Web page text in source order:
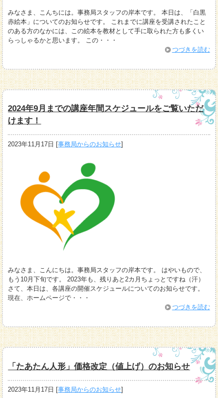
みなさま、こんちには。事務局スタッフの岸本です。 本日は、「白黒
赤絵本」についてのお知らせです。 これまでに講座を受講されたこと
のある方のなかには、この絵本を教材として手に取られた方も多くい
らっしゃるかと思います。 この・・・
つづきを読む
2024年9月までの講座年間スケジュールをご覧いただ
けます！
2023年11月17日 [事務局からのお知らせ]
みなさま、こんにちは。事務局スタッフの岸本です。 はやいもので、
もう10月下旬です。 2023年も、残りあと2カ月ちょっとですね（汗）
さて、本日は、各講座の開催スケジュールについてのお知らせです。
現在、ホームページで・・・
つづきを読む
「たあたん人形」価格改定（値上げ）のお知らせ
2023年11月17日 [事務局からのお知らせ]